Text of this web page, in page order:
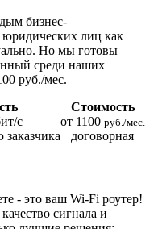
бизнес-
лиц как
Но мы готовы
среди наших
руб./мес.
Стоимость
с от 1100 руб./мес.
договорная
- это ваш Wi-Fi роутер!
сигнала и